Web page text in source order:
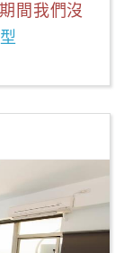
間我們沒